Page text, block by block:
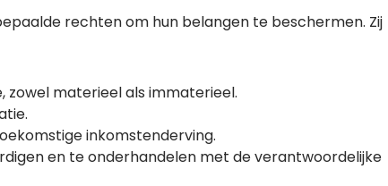
rechten om hun belangen te beschermen. Zij
zowel materieel als immaterieel.
inkomstenderving.
en te onderhandelen met de verantwoordelijke